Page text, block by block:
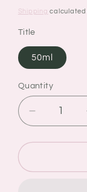
price
Shipping calculated
Title
50ml
Quantity
Quantity
Decrease
quantity
for
法